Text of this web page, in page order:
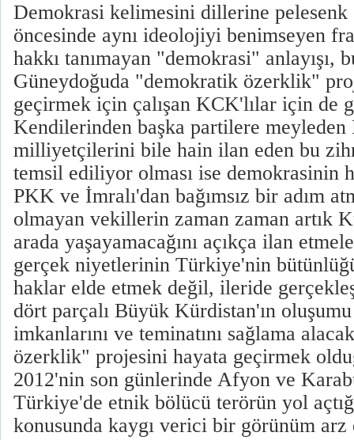
Demokrasi kelimesini dillerine pelesenk
öncesinde aynı ideolojiyi benimseyen
hakkı tanımayan "demokrasi" anlayışı,
Güneydoğuda "demokratik özerklik"
geçirmek için çalışan KCK'lılar için de
Kendilerinden başka partilere
milliyetçilerini bile hain ilan eden bu
temsil ediliyor olması ise demokrasinin
PKK ve İmralı'dan bağımsız bir adım
olmayan vekillerin zaman zaman artık
arada yaşayamacağını açıkça ilan
gerçek niyetlerinin Türkiye'nin
haklar elde etmek değil, ileride
dört parçalı Büyük Kürdistan'ın
imkanlarını ve teminatını sağlama
özerklik" projesini hayata geçirmek
2012'nin son günlerinde Afyon ve
Türkiye'de etnik bölücü terörün yol
konusunda kaygı verici bir görünüm arz